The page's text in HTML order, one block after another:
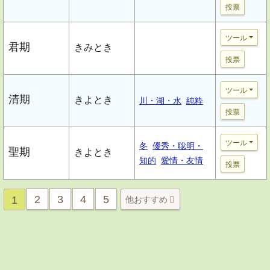
投票
君期 きみとき
ツール
投票
清期 きよとき 川・湖・水 純粋
ツール
投票
聖期 きよとき
冬 優秀・聡明・
知的 愛情・友情
ツール
投票
1 2 3 4 5 他おすすめ